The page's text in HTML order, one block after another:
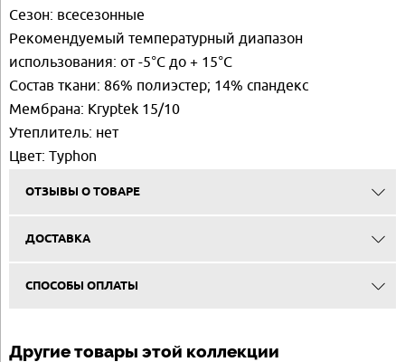
Сезон: всесезонные
Рекомендуемый температурный диапазон
использования: от -5°C до + 15°C
Состав ткани: 86% полиэстер; 14% спандекс
Мембрана: Kryptek 15/10
Утеплитель: нет
Цвет: Typhon
ОТЗЫВЫ О ТОВАРЕ
ДОСТАВКА
СПОСОБЫ ОПЛАТЫ
Другие товары этой коллекции